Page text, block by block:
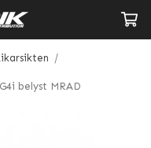
/
belyst MRAD